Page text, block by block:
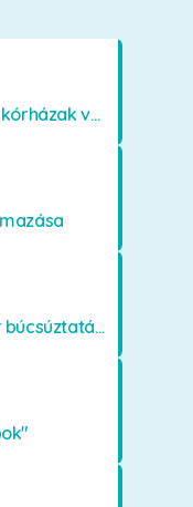
Mise a betegek és kórházak védőszentjének emlékére
Vándor rózsafűzér búcsúztatása